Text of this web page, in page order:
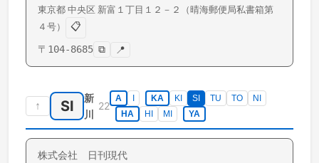
東京都 中央区 新富 １丁目１２－２（晴海郵便局私書箱第
４号）
📋
〒 104-8685 ⧉ 📍
↑ SI
新
川
22
A KA KI SI TU TO
NI
HA
HI MI YA
株式会社 日刊現代